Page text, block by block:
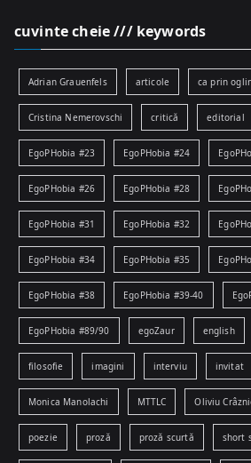
cuvinte cheie /// keywords
Adrian Grauenfels articole ca prin
Cristina Nemerovschi critică editorial
EgoPHobia #23 EgoPHobia #24
EgoPHobia #26 EgoPHobia #28
EgoPHobia #31 EgoPHobia #32
EgoPHobia #34 EgoPHobia #35
EgoPHobia #38 EgoPHobia #39-40
EgoPHobia #89/90 egoZaur english
filosofie imagini interviu invitat
Monica Manolachi MTTLC Oliviu
poezie proză proză scurtă short